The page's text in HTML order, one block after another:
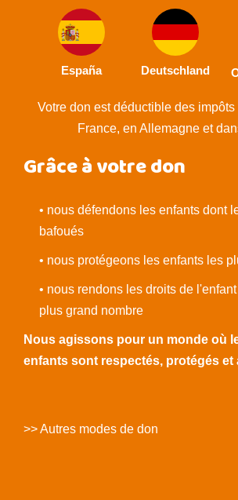
España Deutschland
Votre don est déductible des
France, en Allemagne et
Grâce à votre don
• nous défendons les enfants dont
bafoués
• nous protégeons les enfants les
• nous rendons les droits de
plus grand nombre
Nous agissons pour un monde où
enfants sont respectés, protégés et
>> Autres modes de don